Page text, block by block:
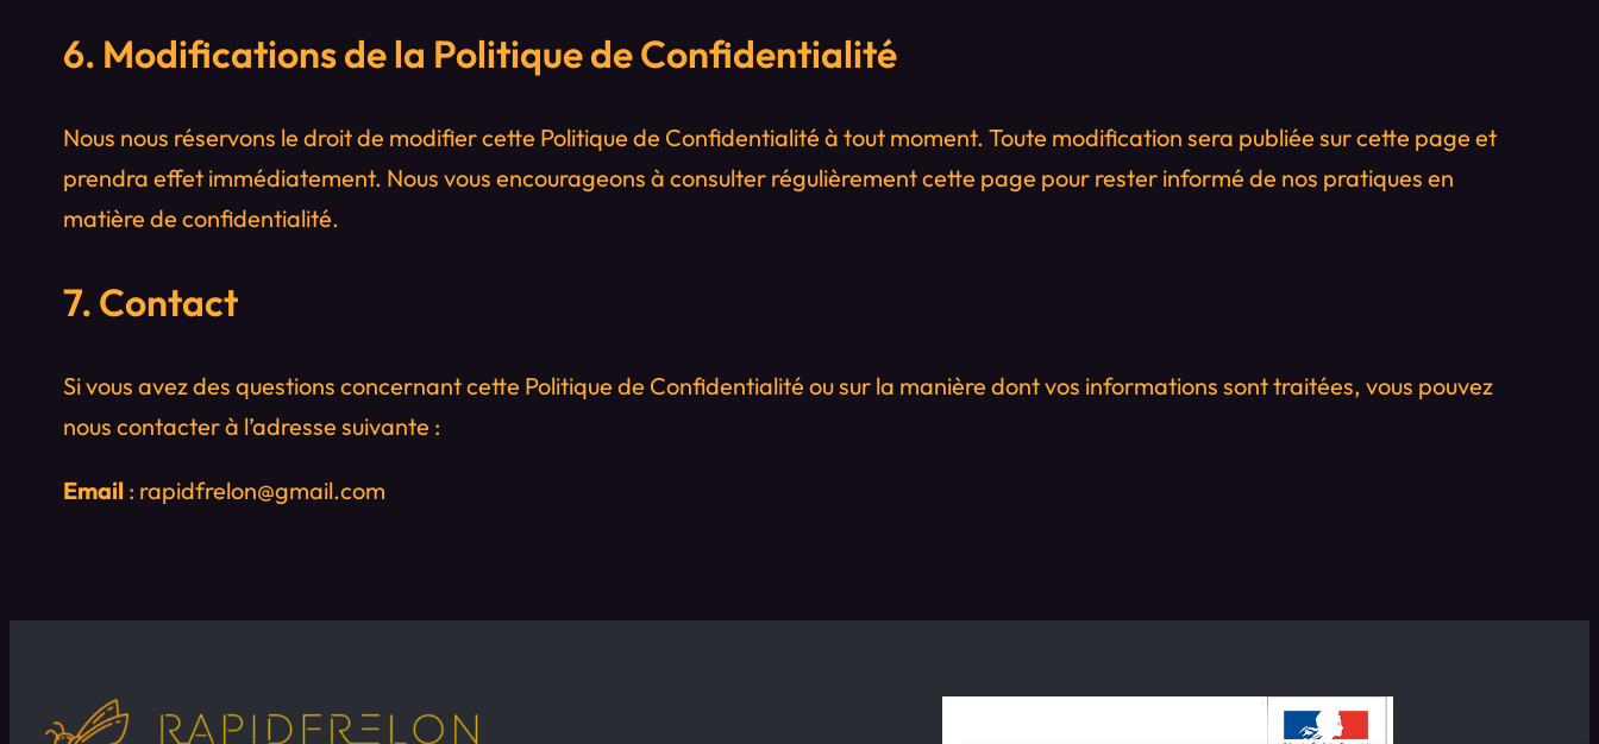
6. Modifications de la Politique de Confidentialité
Nous nous réservons le droit de modifier cette Politique de Confidentialité à tout moment. Toute modification sera publiée sur cette page et
prendra effet immédiatement. Nous vous encourageons à consulter régulièrement cette page pour rester informé de nos pratiques en
matière de confidentialité.
7. Contact
Si vous avez des questions concernant cette Politique de Confidentialité ou sur la manière dont vos informations sont traitées, vous pouvez
nous contacter à l’adresse suivante :
Email: rapidfrelon@gmail.com